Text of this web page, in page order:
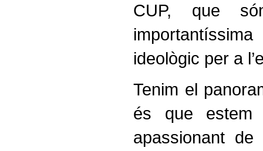
CUP, que
ideològic per a
Tenim el
és que
apassionant